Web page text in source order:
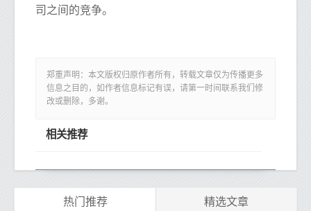
司之间的竞争。
郑重声明：本文版权归原作者所有，转载文章仅为传播更多
信息之目的，如作者信息标记有误，请第一时间联系我们修
改或删除，多谢。
相关推荐
热门推荐 精选文章